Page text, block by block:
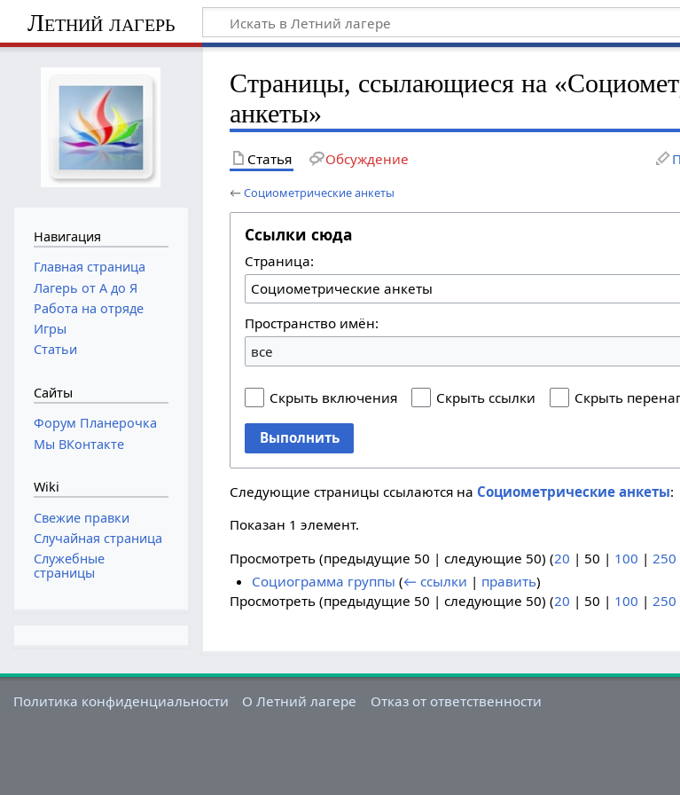
Летний лагерь
Страницы, ссылающиеся на
анкеты»
Статья Обсуждение
←Социометрические анкеты
Ссылки сюда
Страница:
Пространство имён:
все
Скрыть включения Скрыть ссылки Скрыть
Выполнить
Следующие страницы ссылаются на Социометрические анкеты:
Показан 1 элемент.
Просмотреть (предыдущие 50 |следующие 50) (20 | 50 | 100 | 250
Социограмма группы (← ссылки | править)
Просмотреть (предыдущие 50 |следующие 50) (20 | 50 | 100 |250
Навигация
Главная страница
Лагерь от А до Я
Работа на отряде
Игры
Статьи
Сайты
Форум Планерочка
Мы ВКонтакте
Wiki
Свежие правки
Случайная страница
Служебные
страницы
Политика конфиденциальности О Летний лагере Отказ от ответственности